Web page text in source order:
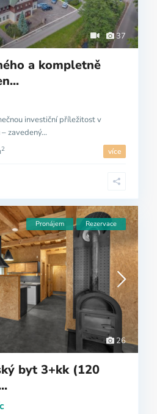
37
a kompletně
investiční příležitost v
zavedený...
2 více
26
Pronájem Rezervace
byt 3+kk (120